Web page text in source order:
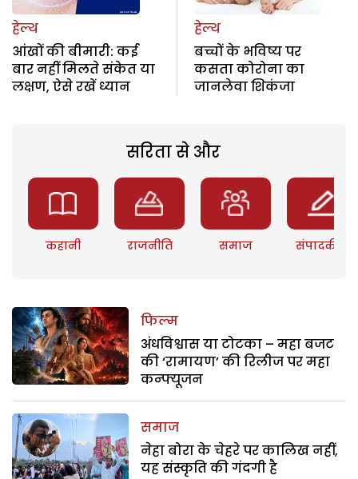
हेल्थ
आंखों की बीमारी: कई
बार नहीं मिलते संकेत या
लक्षण, ऐसे रखें ध्यान
हेल्थ
बच्चों के भविष्य पर
कसता कोरोना का
जानलेवा शिकंजा
सरिता से और
कहानी राजनीति समाज संपादकीय
फिल्म
अंधविश्वास या टोटका – महा बजट
की ‘रामायण’ की रिलीज पर महा
कन्फ्यूजन
समाज
नेहा बोरा के चेहरे पर कालिख नहीं,
यह संस्कृति की गंदगी है